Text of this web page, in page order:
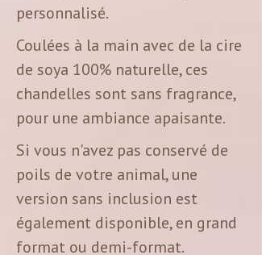
personnalisé.
Coulées à la main avec de la cire
de soya 100% naturelle, ces
chandelles sont sans fragrance,
pour une ambiance apaisante.
Si vous n'avez pas conservé de
poils de votre animal, une
version sans inclusion est
également disponible, en grand
format ou demi-format.